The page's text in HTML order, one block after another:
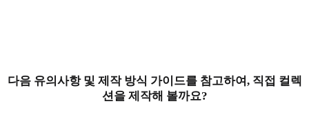
다음 유의사항 및 제작 방식 가이드를 참고하여, 직접 컬렉
션을 제작해 볼까요?